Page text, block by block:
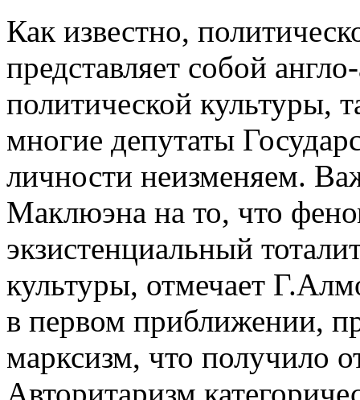
Как известно,
представляет собой
политической культуры,
многие депутаты
личности неизменяем.
Маклюэна на то, что
экзистенциальный
культуры, отмечает
в первом приближении,
марксизм, что получило
Авторитаризм